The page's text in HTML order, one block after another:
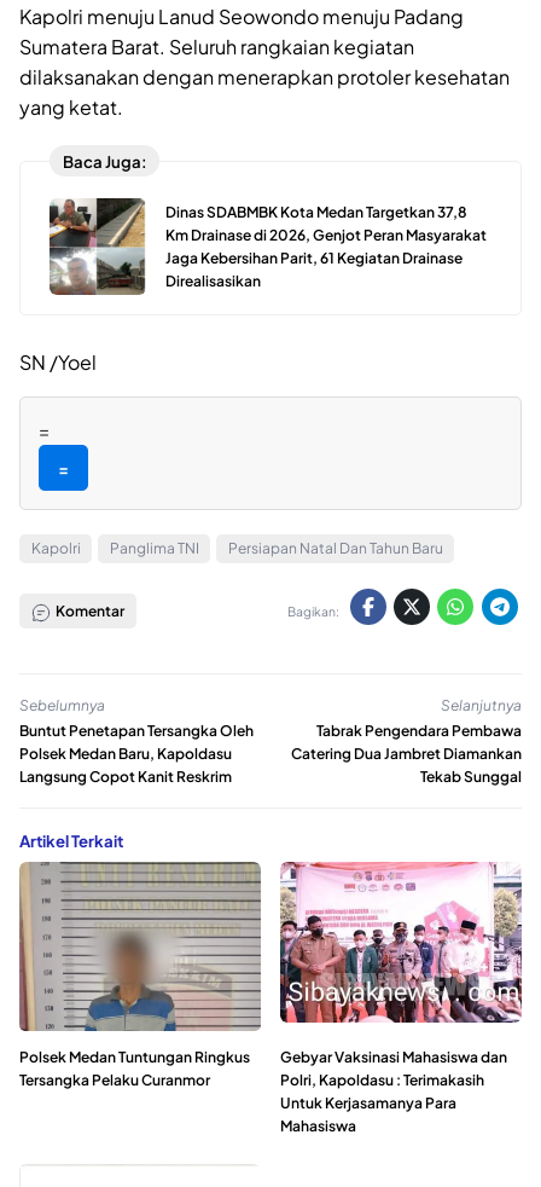
Kapolri menuju Lanud Seowondo menuju Padang
Sumatera Barat. Seluruh rangkaian kegiatan
dilaksanakan dengan menerapkan protoler kesehatan
yang ketat.
Baca Juga:
Dinas SDABMBK Kota Medan Targetkan 37,8
Km Drainase di 2026, Genjot Peran Masyarakat
Jaga Kebersihan Parit, 61 Kegiatan Drainase
Direalisasikan
SN /Yoel
=
=
Kapolri Panglima TNI Persiapan Natal Dan Tahun Baru
Komentar Bagikan:
Sebelumnya
Buntut Penetapan Tersangka Oleh
Polsek Medan Baru, Kapoldasu
Langsung Copot Kanit Reskrim
Selanjutnya
Tabrak Pengendara Pembawa
Catering Dua Jambret Diamankan
Tekab Sunggal
Artikel Terkait
Polsek Medan Tuntungan Ringkus
Tersangka Pelaku Curanmor
Gebyar Vaksinasi Mahasiswa dan
Polri, Kapoldasu : Terimakasih
Untuk Kerjasamanya Para
Mahasiswa